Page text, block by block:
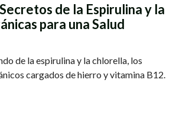
de la Espirulina y la
para una Salud
de la espirulina y la chlorella, los
cargados de hierro y vitamina B12.